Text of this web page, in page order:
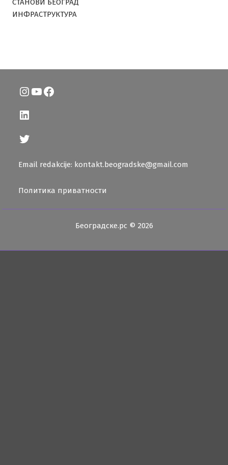
СТАНОВИ БЕОГРАД
ИНФРАСТРУКТУРА
Instagram
YouTube
Facebook
LinkedIn
Twitter
Email redakcije: kontakt.beogradske@gmail.com
Политика приватности
Београдске.рс © 2026